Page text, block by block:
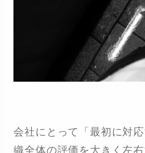
会社にとって「最初に対
織全体の評価を大きく左